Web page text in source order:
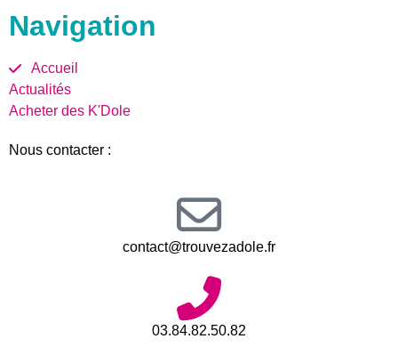
Navigation
Accueil
Actualités
Acheter des K'Dole
Nous contacter :
contact@trouvezadole.fr
03.84.82.50.82